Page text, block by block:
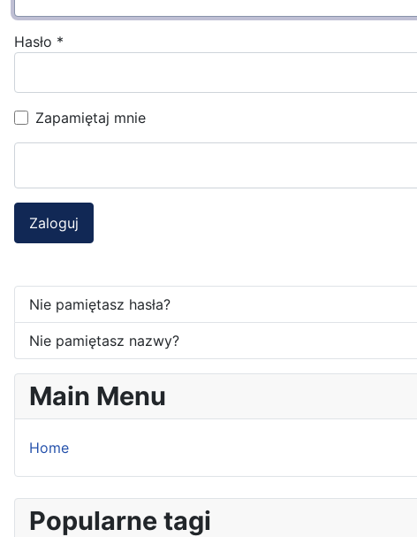
Hasło *
Zapamiętaj mnie
Zaloguj
Nie pamiętasz hasła?
Nie pamiętasz nazwy?
Main Menu
Home
Popularne tagi